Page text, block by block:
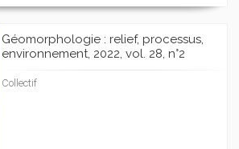
Géomorphologie : relief, processus,
environnement, 2022, vol. 28, n°2
Collectif